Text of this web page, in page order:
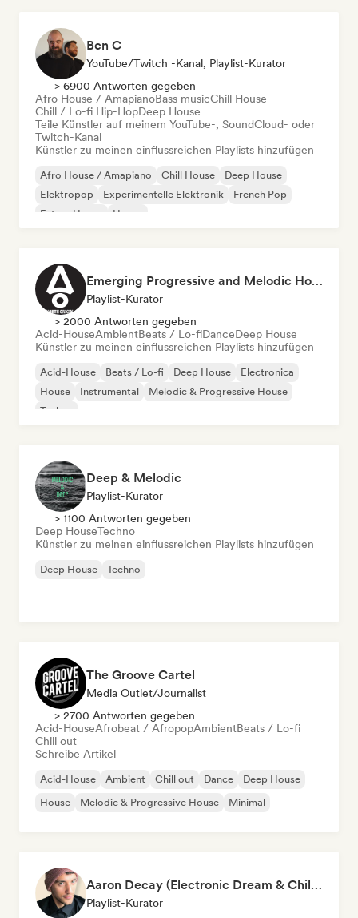
Ben C
YouTube/Twitch -Kanal, Playlist-Kurator
> 6900 Antworten gegeben
Afro House / AmapianoBass musicChill House
Chill / Lo-fi Hip-HopDeep House
Teile Künstler auf meinem YouTube-, SoundCloud- oder
Twitch-Kanal
Künstler zu meinen einflussreichen Playlists hinzufügen
Afro House / Amapiano Chill House
Deep House
Elektropop
Experimentelle Elektronik
French Pop
Future House
House
Emerging Progressive and Melodic House Artists
Playlist-Kurator
> 2000 Antworten gegeben
Acid-HouseAmbientBeats / Lo-fiDanceDeep House
Künstler zu meinen einflussreichen Playlists hinzufügen
Acid-House Beats / Lo-fi Deep House
Electronica
House
Instrumental
Melodic & Progressive House
Techno
Deep & Melodic
Playlist-Kurator
> 1100 Antworten gegeben
Deep HouseTechno
Künstler zu meinen einflussreichen Playlists hinzufügen
Deep House Techno
The Groove Cartel
Media Outlet/Journalist
> 2700 Antworten gegeben
Acid-HouseAfrobeat / AfropopAmbientBeats / Lo-fi
Chill out
Schreibe Artikel
Acid-House Ambient Chill out Dance
Deep House
House
Melodic & Progressive House Minimal
Aaron Decay (Electronic Dream & Chill Electronic Dream playlists)
Playlist-Kurator